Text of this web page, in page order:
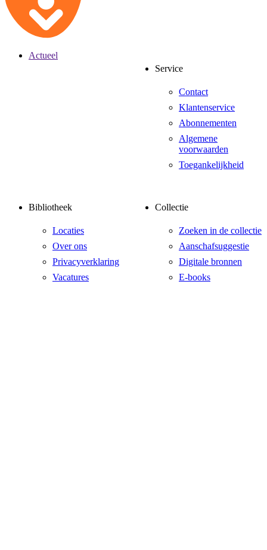
Actueel
Service
Contact
Klantenservice
Abonnementen
Algemene
voorwaarden
Toegankelijkheid
Bibliotheek
Locaties
Over ons
Privacyverklaring
Vacatures
Collectie
Zoeken in de collectie
Aanschafsuggestie
Digitale bronnen
E-books